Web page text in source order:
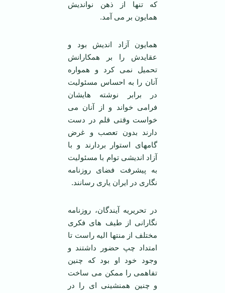
که تنها از ذهن نواندیش
همایون بر می آمد.
همایون آزاد اندیش بود و
عقایدش را بر همکارانش
تحمیل نمی کرد و همواره
آنان را به احساس مسئولیت
در برابر نوشته هایشان
فرامی خواند و از آنان می
خواست وقتی قلم در دست
دارند بدون تعصب و غرض
گامهای استوار بردارند و با
آزاد اندیشی توام با مسئولیت
به پیشرفت فضای روزنامه
نگاری در ایران یاری رسانند.
در تحریریه آیندگان، روزنامه
نگارانی از طیف های فکری
مختلف از منتها الیه راست تا
امتداد چپ حضور داشتند و
وجود خود او بود که چنین
تفاهمی را ممکن می ساخت
و چنین همنشینی ای را در